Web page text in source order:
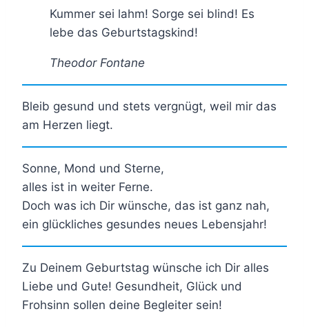
Kummer sei lahm! Sorge sei blind! Es
lebe das Geburtstagskind!
Theodor Fontane
Bleib gesund und stets vergnügt, weil mir das
am Herzen liegt.
Sonne, Mond und Sterne,
alles ist in weiter Ferne.
Doch was ich Dir wünsche, das ist ganz nah,
ein glückliches gesundes neues Lebensjahr!
Zu Deinem Geburtstag wünsche ich Dir alles
Liebe und Gute! Gesundheit, Glück und
Frohsinn sollen deine Begleiter sein!